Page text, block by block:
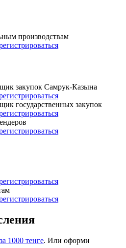
производствам
закупок Самрук-Казына
государственных закупок
за 1000 тенге. Или оформи